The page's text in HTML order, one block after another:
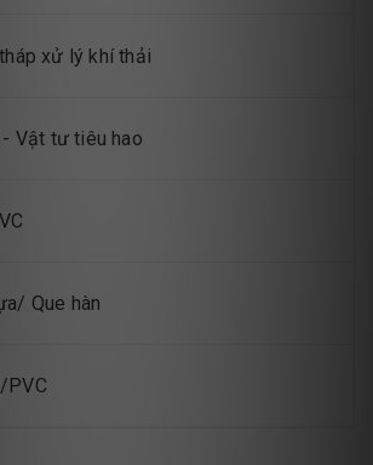
xử lý khí thải
Vật tư tiêu hao
Que hàn
PVC